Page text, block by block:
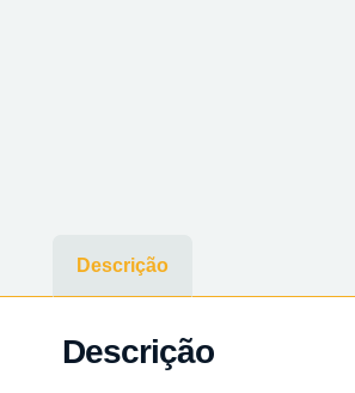
Descrição
Descrição